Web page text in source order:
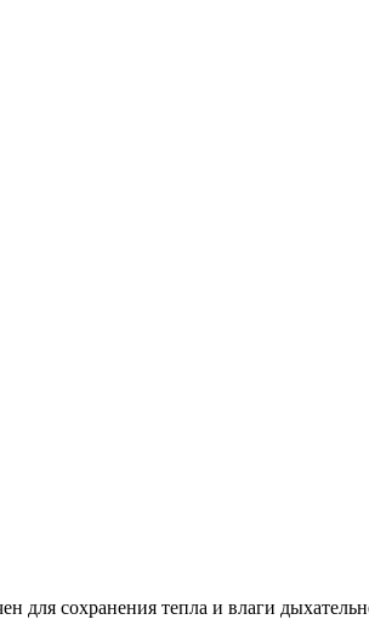
для сохранения тепла и влаги